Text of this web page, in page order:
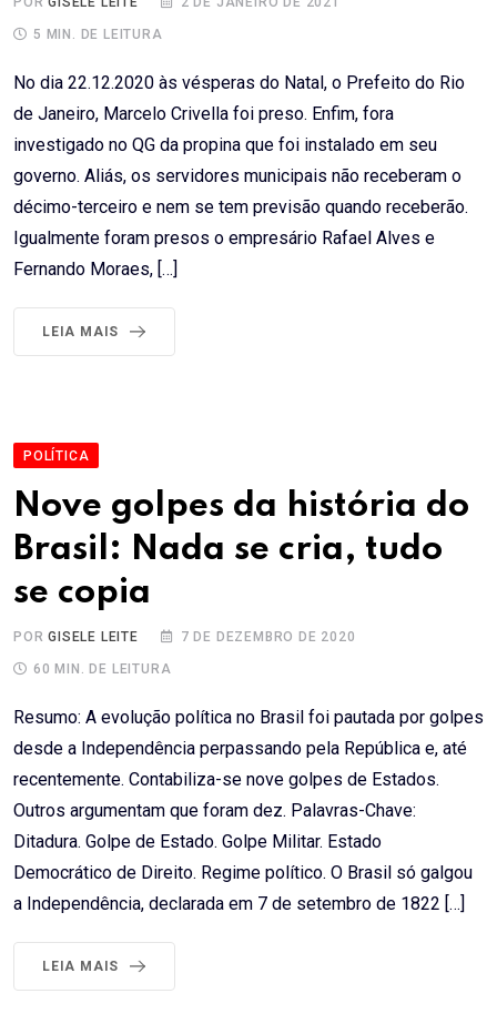
5 MIN. DE LEITURA
No dia 22.12.2020 às vésperas do Natal, o Prefeito do Rio
de Janeiro, Marcelo Crivella foi preso. Enfim, fora
investigado no QG da propina que foi instalado em seu
governo. Aliás, os servidores municipais não receberam o
décimo-terceiro e nem se tem previsão quando receberão.
Igualmente foram presos o empresário Rafael Alves e
Fernando Moraes, […]
LEIA MAIS
POLÍTICA
Nove golpes da história do
Brasil: Nada se cria, tudo
se copia
PORGISELE LEITE 7 DE DEZEMBRO DE 2020
60 MIN. DE LEITURA
Resumo: A evolução política no Brasil foi pautada por golpes
desde a Independência perpassando pela República e, até
recentemente. Contabiliza-se nove golpes de Estados.
Outros argumentam que foram dez. Palavras-Chave:
Ditadura. Golpe de Estado. Golpe Militar. Estado
Democrático de Direito. Regime político. O Brasil só galgou
a Independência, declarada em 7 de setembro de 1822 […]
LEIA MAIS